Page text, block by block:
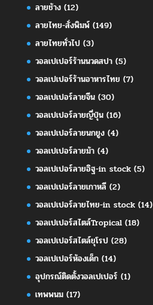
ลายช้าง(12)
ลายไทย-สั่งพิมพ์(149)
ลายไทยทั่วไป(3)
วอลเปเปอร์ร้านนวดสปา(5)
วอลเปเปอร์ร้านอาหารไทย (7)
วอลเปเปอร์ลายจีน(30)
วอลเปเปอร์ลายญี่ปุ่น(16)
วอลเปเปอร์ลายนกยูง(4)
วอลเปเปอร์ลายม้า(4)
วอลเปเปอร์ลายอิฐ-in stock(5)
วอลเปเปอร์ลายเกาหลี(2)
วอลเปเปอร์ลายไทย-in stock(14)
วอลเปเปอร์สไตล์Tropical(18)
วอลเปเปอร์สไตล์ยุโรป(28)
วอลเปเปอร์ห้องเด็ก(14)
อุปกรณ์ติดตั้งวอลเปเปอร์ (1)
เทพพนม(17)